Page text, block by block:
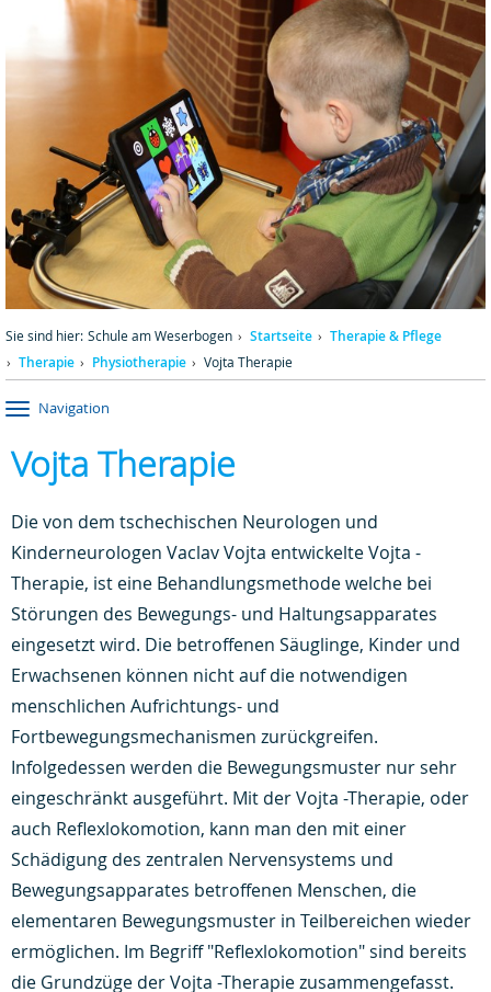
Sie sind hier: Schule am Weserbogen Startseite
Therapie & Pflege
Therapie
Physiotherapie Vojta Therapie
Navigation
Vojta Therapie
Die von dem tschechischen Neurologen und
Kinderneurologen Vaclav Vojta entwickelte Vojta -
Therapie, ist eine Behandlungsmethode welche bei
Störungen des Bewegungs- und Haltungsapparates
eingesetzt wird. Die betroffenen Säuglinge, Kinder und
Erwachsenen können nicht auf die notwendigen
menschlichen Aufrichtungs- und
Fortbewegungsmechanismen zurückgreifen.
Infolgedessen werden die Bewegungsmuster nur sehr
eingeschränkt ausgeführt. Mit der Vojta -Therapie, oder
auch Reflexlokomotion, kann man den mit einer
Schädigung des zentralen Nervensystems und
Bewegungsapparates betroffenen Menschen, die
elementaren Bewegungsmuster in Teilbereichen wieder
ermöglichen. Im Begriff "Reflexlokomotion" sind bereits
die Grundzüge der Vojta -Therapie zusammengefasst.